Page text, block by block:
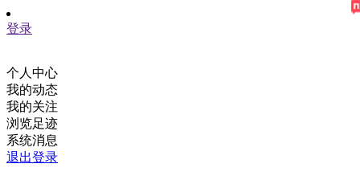
登录
个人中心
我的动态
我的关注
浏览足迹
系统消息
退出登录